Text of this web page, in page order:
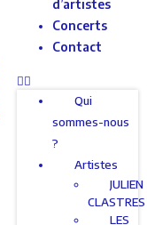
d’artistes
Concerts
Contact
Qui
sommes-nous
?
Artistes
JULIEN
CLASTRES
LES